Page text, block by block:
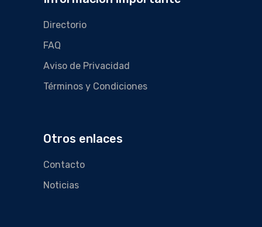
Directorio
FAQ
Aviso de Privacidad
Términos y Condiciones
Otros enlaces
Contacto
Noticias